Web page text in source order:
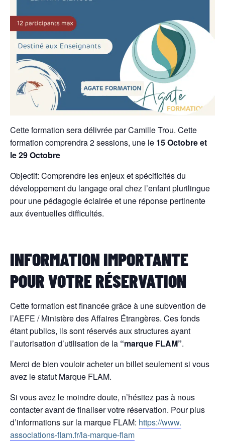
Cette formation sera délivrée par Camille Trou. Cette
formation comprendra 2 sessions, une le 15 Octobre et
le 29 Octobre
Objectif: Comprendre les enjeux et spécificités du
développement du langage oral chez l’enfant plurilingue
pour une pédagogie éclairée et une réponse pertinente
aux éventuelles difficultés.
INFORMATION IMPORTANTE
POUR VOTRE RÉSERVATION
Cette formation est financée grâce à une subvention de
l’AEFE / Ministère des Affaires Étrangères. Ces fonds
étant publics, ils sont réservés aux structures ayant
l’autorisation d’utilisation de la “marque FLAM”.
Merci de bien vouloir acheter un billet seulement si vous
avez le statut Marque FLAM.
Si vous avez le moindre doute, n’hésitez pas à nous
contacter avant de finaliser votre réservation. Pour plus
d’informations sur la marque FLAM: https://www.
associations-flam.fr/la-marque-flam